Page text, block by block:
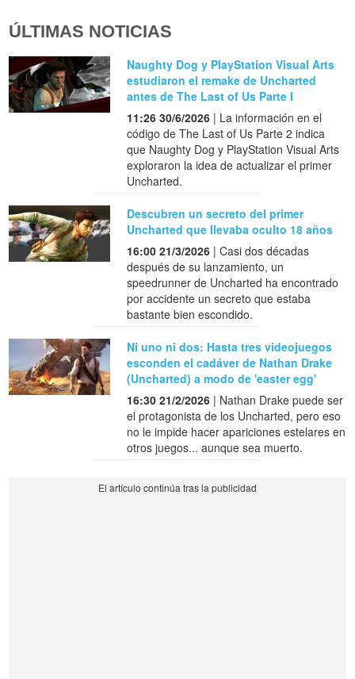
ÚLTIMAS NOTICIAS
Naughty Dog y PlayStation Visual Arts
estudiaron el remake de Uncharted
antes de The Last of Us Parte I
11:26 30/6/2026 | La información en el
código de The Last of Us Parte 2 indica
que Naughty Dog y PlayStation Visual Arts
exploraron la idea de actualizar el primer
Uncharted.
Descubren un secreto del primer
Uncharted que llevaba oculto 18 años
16:00 21/3/2026 | Casi dos décadas
después de su lanzamiento, un
speedrunner de Uncharted ha encontrado
por accidente un secreto que estaba
bastante bien escondido.
Ni uno ni dos: Hasta tres videojuegos
esconden el cadáver de Nathan Drake
(Uncharted) a modo de 'easter egg'
16:30 21/2/2026 | Nathan Drake puede ser
el protagonista de los Uncharted, pero eso
no le impide hacer apariciones estelares en
otros juegos... aunque sea muerto.